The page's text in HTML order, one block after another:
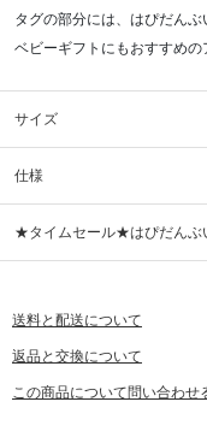
タグの部分には、はぴだんぶ
ベビーギフトにもおすすめ
サイズ
仕様
★タイムセール★はぴだんぶ
送料と配送について
返品と交換について
この商品について問い合わせ